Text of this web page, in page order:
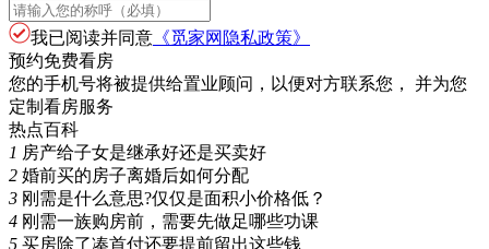
我已阅读并同意 《觅家网隐私政策》
预约免费看房
您的手机号将被提供给置业顾问，以便对方联系您， 并为您
定制看房服务
热点百科
1 房产给子女是继承好还是买卖好
2 婚前买的房子离婚后如何分配
3 刚需是什么意思?仅仅是面积小价格低？
4 刚需一族购房前，需要先做足哪些功课
5 买房除了凑首付还要提前留出这些钱